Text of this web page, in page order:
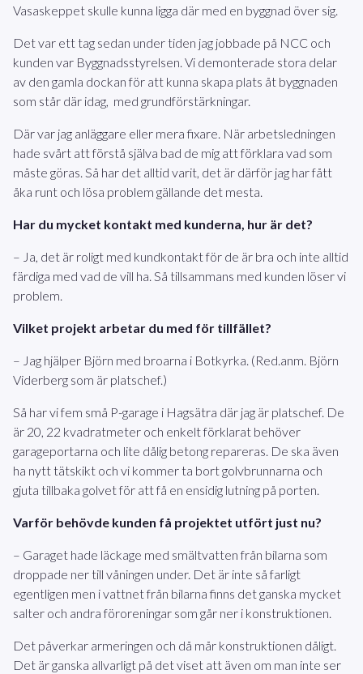
Vasaskeppet skulle kunna ligga där med en byggnad över sig.
Det var ett tag sedan under tiden jag jobbade på NCC och
kunden var Byggnadsstyrelsen. Vi demonterade stora delar
av den gamla dockan för att kunna skapa plats åt byggnaden
som står där idag, med grundförstärkningar.
Där var jag anläggare eller mera fixare. När arbetsledningen
hade svårt att förstå själva bad de mig att förklara vad som
måste göras. Så har det alltid varit, det är därför jag har fått
åka runt och lösa problem gällande det mesta.
Har du mycket kontakt med kunderna, hur är det?
– Ja, det är roligt med kundkontakt för de är bra och inte alltid
färdiga med vad de vill ha. Så tillsammans med kunden löser vi
problem.
Vilket projekt arbetar du med för tillfället?
– Jag hjälper Björn med broarna i Botkyrka. (Red.anm. Björn
Viderberg som är platschef.)
Så har vi fem små P-garage i Hagsätra där jag är platschef. De
är 20, 22 kvadratmeter och enkelt förklarat behöver
garageportarna och lite dålig betong repareras. De ska även
ha nytt tätskikt och vi kommer ta bort golvbrunnarna och
gjuta tillbaka golvet för att få en ensidig lutning på porten.
Varför behövde kunden få projektet utfört just nu?
– Garaget hade läckage med smältvatten från bilarna som
droppade ner till våningen under. Det är inte så farligt
egentligen men i vattnet från bilarna finns det ganska mycket
salter och andra föroreningar som går ner i konstruktionen.
Det påverkar armeringen och då mår konstruktionen dåligt.
Det är ganska allvarligt på det viset att även om man inte ser